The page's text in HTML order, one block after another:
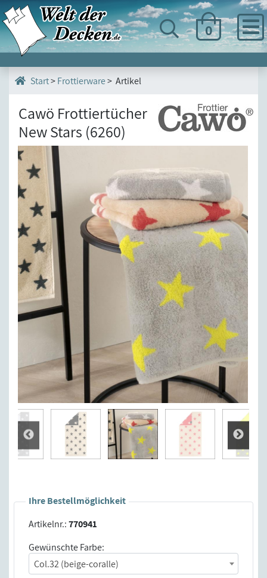
0
Start>Frottierware> Artikel
Cawö Frottiertücher
New Stars (6260)
Ihre Bestellmöglichkeit
Artikelnr.:770941
Gewünschte Farbe:
Col.32 (beige-coralle)